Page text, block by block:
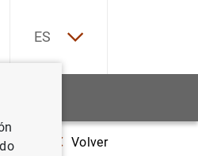
ES
Economic and Monetary Union
Volver